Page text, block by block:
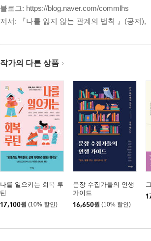
블로그: https://blog.naver.com/commlhs
저서: 『나를 잃지 않는 관계의 법칙 』(공저
작가의 다른 상품
나를 일으키는 회복 루
틴
17,100원 (10% 할인)
문장 수집가들의 인생
가이드
16,650원 (10% 할인)